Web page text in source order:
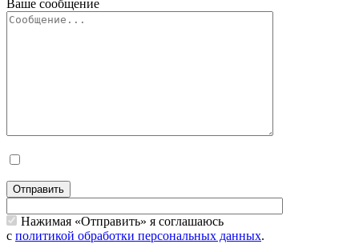
Ваше сообщение
Отправить
Нажимая «Отправить» я соглашаюсь
с политикой обработки персональных данных.